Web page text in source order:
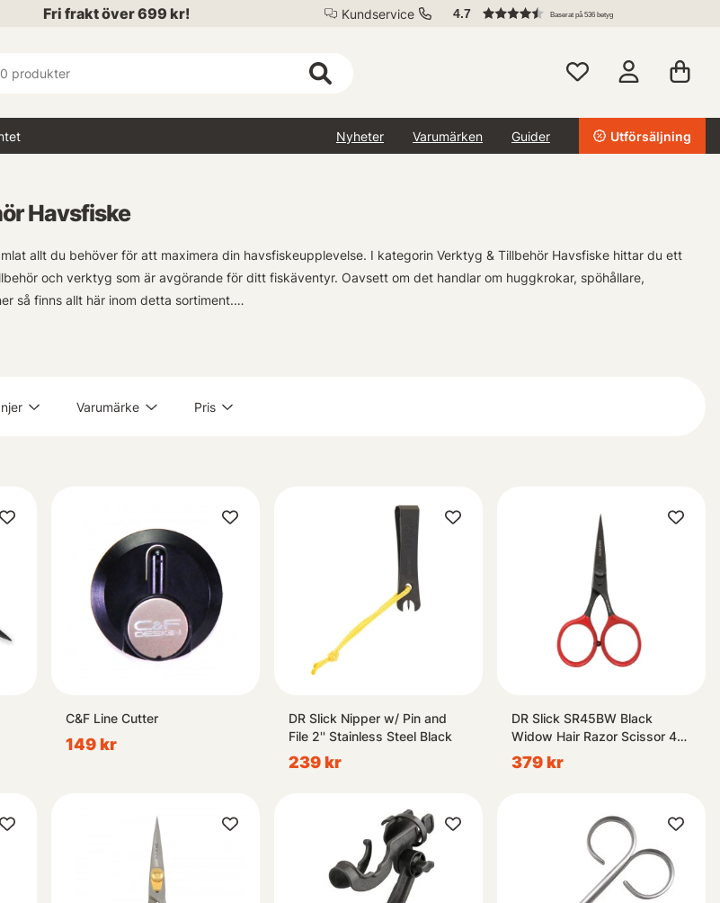
Fri frakt över 699 kr! Kundservice 4.7 Baserat på 536 betyg
Nyheter Varumärken Guider Utförsäljning
Havsfiske
allt du behöver för att maximera din havsfiskeupplevelse. I kategorin Verktyg & Tillbehör Havsfiske hittar du ett
och verktyg som är avgörande för ditt fiskäventyr. Oavsett om det handlar om huggkrokar, spöhållare,
så finns allt här inom detta sortiment.
redskap när man ger sig ut på havet, vilket är anledningen till varför vårt urval endast består av
Varumärke Pris
C&F Line Cutter
149 kr
DR Slick Nipper w/ Pin and
File 2'' Stainless Steel Black
239 kr
DR Slick SR45BW Black
Widow Hair Razor Scissor 4-
1/2'' Bent Shaft Black and Red
379 kr